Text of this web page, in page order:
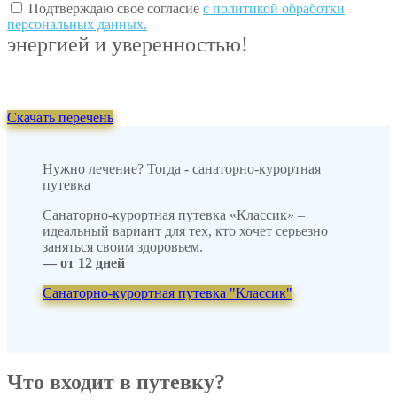
Подтверждаю свое согласие с политикой обработки
персональных данных.
энергией и уверенностью!
Скачать перечень
Нужно лечение? Тогда - санаторно-курортная
путевка
Санаторно-курортная путевка «Классик» –
идеальный вариант для тех, кто хочет серьезно
заняться своим здоровьем.
— от 12 дней
Санаторно-курортная путевка "Классик"
Что входит в путевку?